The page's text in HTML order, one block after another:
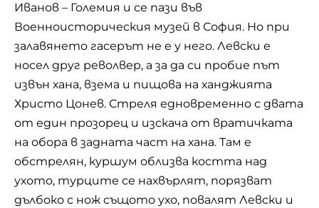
Иванов – Големия и се пази във
Военноисторическия музей в София. Но при
залавянето гасерът не е у него. Левски е
носел друг револвер, а за да си пробие път
извън хана, взема и пищова на ханджията
Христо Цонев. Стреля едновременно с двата
от един прозорец и изскача от вратичката
на обора в задната част на хана. Там е
обстрелян, куршум облизва костта над
ухото, турците се нахвърлят, порязват
дълбоко с нож същото ухо, повалят Левски и